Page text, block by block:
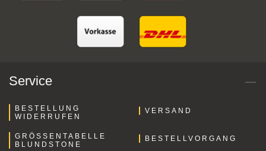
Service
BESTELLUNG
WIDERRUFEN
VERSAND
GRÖSSENTABELLE B
LUNDSTONE
BESTELLVORGANG